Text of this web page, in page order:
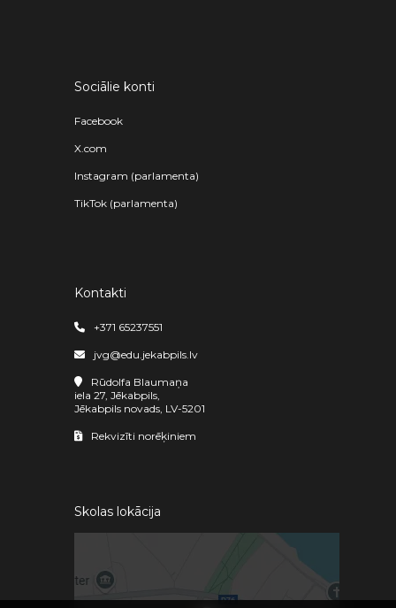
Sociālie konti
Facebook
X.com
Instagram (parlamenta)
TikTok (parlamenta)
Kontakti
+371 65237551
jvg@edu.jekabpils.lv
Rūdolfa Blaumaņa
iela 27, Jēkabpils,
Jēkabpils novads, LV-5201
Rekvizīti norēķiniem
Skolas lokācija